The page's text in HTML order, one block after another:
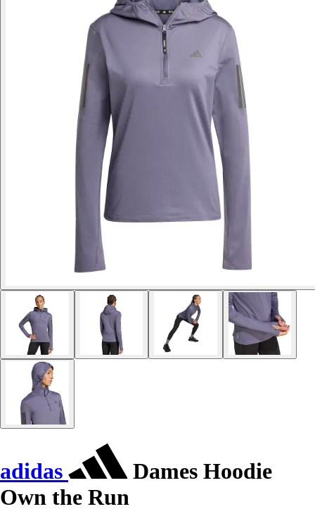
adidas
Dames Hoodie
Own the Run